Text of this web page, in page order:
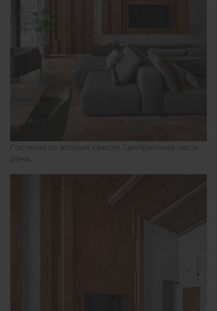
Гостиная со вторым светом. Центральная часть
дома.